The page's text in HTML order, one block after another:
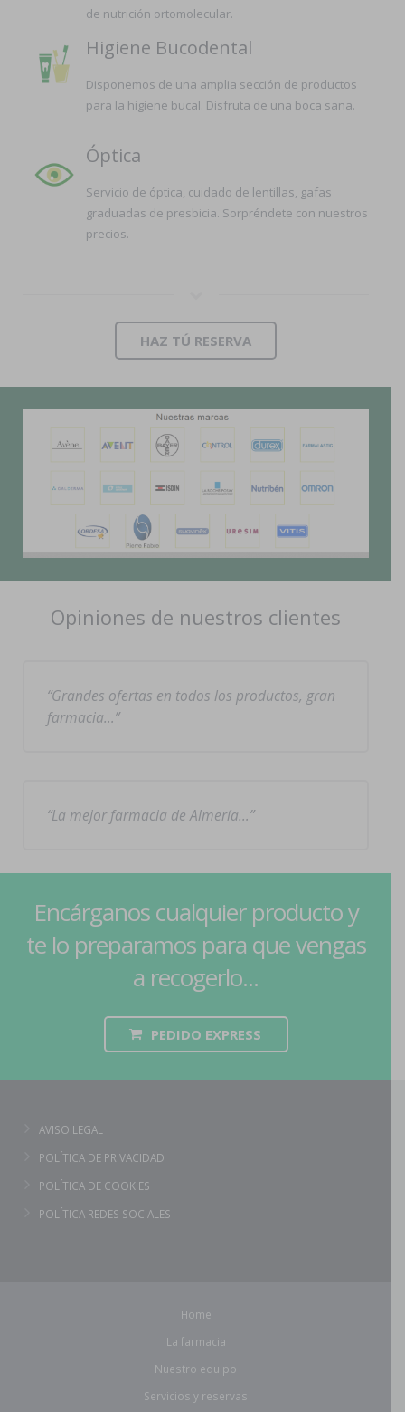
de nutrición ortomolecular.
Higiene Bucodental
Disponemos de una amplia sección de productos
para la higiene bucal. Disfruta de una boca sana.
Óptica
Servicio de óptica, cuidado de lentillas, gafas
graduadas de presbicia. Sorpréndete con nuestros
precios.
HAZ TÚ RESERVA
Opiniones de nuestros clientes
Grandes ofertas en todos los productos, gran
farmacia…
La mejor farmacia de Almería…
Encárganos cualquier producto y
te lo preparamos para que vengas
a recogerlo...
PEDIDO EXPRESS
AVISO LEGAL
POLÍTICA DE PRIVACIDAD
POLÍTICA DE COOKIES
POLÍTICA REDES SOCIALES
Home
La farmacia
Nuestro equipo
Servicios y reservas